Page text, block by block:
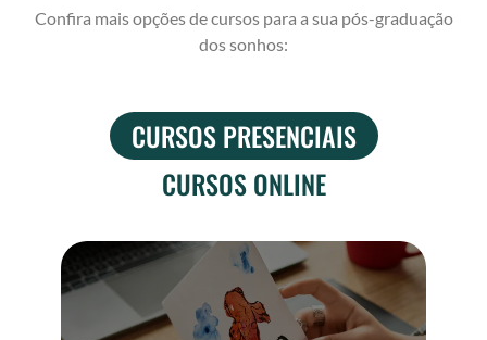
Confira mais opções de cursos para a sua pós-graduação
dos sonhos:
CURSOS PRESENCIAIS
CURSOS ONLINE